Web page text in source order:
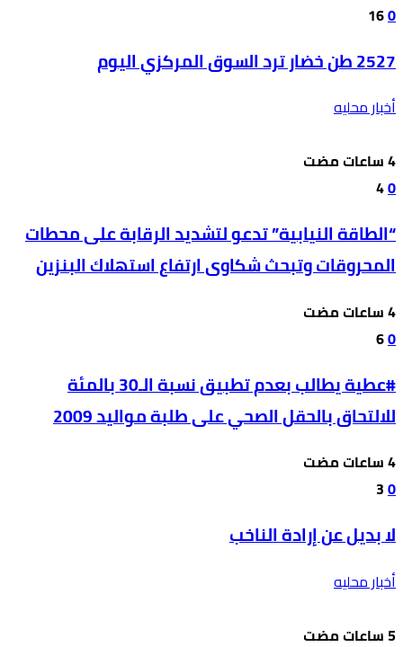
0
16
2527 طن خضار ترد السوق المركزي اليوم
أخبار محليه
0
4
“الطاقة النيابية” تدعو لتشديد الرقابة على محطات
المحروقات وتبحث شكاوى ارتفاع استهلاك البنزين
0
6
#عطية يطالب بعدم تطبيق نسبة الـ30 بالمئة
للالتحاق بالحقل الصحي على طلبة مواليد 2009
0
3
لا بديل عن إرادة الناخب
أخبار محليه